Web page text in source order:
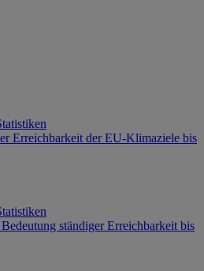
Erreichbarkeit der EU-Klimaziele bis
ständiger Erreichbarkeit bis